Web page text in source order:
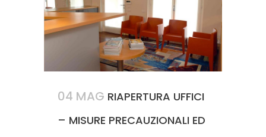
04 MAG RIAPERTURA UFFICI
– MISURE PRECAUZIONALI ED